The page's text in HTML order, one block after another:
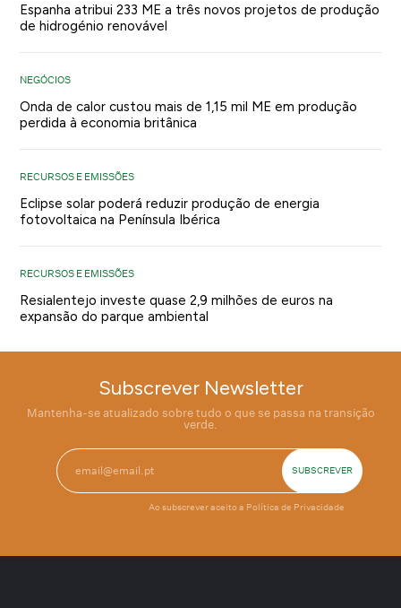
Espanha atribui 233 ME a três novos projetos de produção
de hidrogénio renovável
NEGÓCIOS
Onda de calor custou mais de 1,15 mil ME em produção
perdida à economia britânica
RECURSOS E EMISSÕES
Eclipse solar poderá reduzir produção de energia
fotovoltaica na Península Ibérica
RECURSOS E EMISSÕES
Resialentejo investe quase 2,9 milhões de euros na
expansão do parque ambiental
Subscrever Newsletter
Mantenha-se atualizado sobre tudo o que se passa na transição
verde.
Ao subscrever aceito a Política de Privacidade